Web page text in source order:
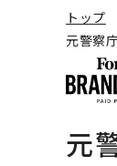
トップ
元警察
元